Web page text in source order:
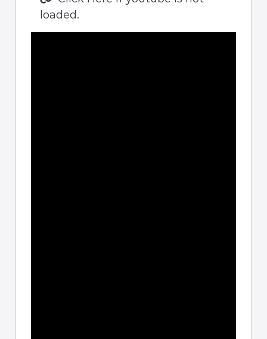
loaded.